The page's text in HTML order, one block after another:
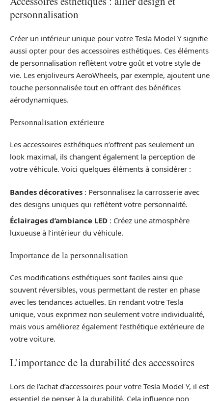
personnalisation
Créer un intérieur unique pour votre Tesla Model Y signifie
aussi opter pour des accessoires esthétiques. Ces éléments
de personnalisation reflètent votre goût et votre style de
vie. Les enjoliveurs AeroWheels, par exemple, ajoutent une
touche personnalisée tout en offrant des bénéfices
aérodynamiques.
Personnalisation extérieure
Les accessoires esthétiques n’offrent pas seulement un
look maximal, ils changent également la perception de
votre véhicule. Voici quelques éléments à considérer :
Bandes décoratives : Personnalisez la carrosserie avec
des designs uniques qui reflètent votre personnalité.
Éclairages d’ambiance LED : Créez une atmosphère
luxueuse à l’intérieur du véhicule.
Importance de la personnalisation
Ces modifications esthétiques sont faciles ainsi que
souvent réversibles, vous permettant de rester en phase
avec les tendances actuelles. En rendant votre Tesla
unique, vous exprimez non seulement votre individualité,
mais vous améliorez également l’esthétique extérieure de
votre voiture.
L’importance de la durabilité des accessoires
Lors de l’achat d’accessoires pour votre Tesla Model Y, il est
essentiel de penser à la durabilité. Cela influence non